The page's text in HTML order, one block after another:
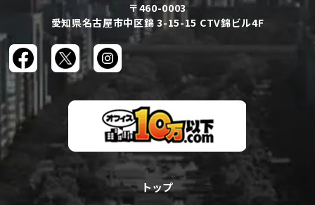
〒460-0003
愛知県名古屋市中区錦 3-15-15 CTV錦ビル4F
トップ